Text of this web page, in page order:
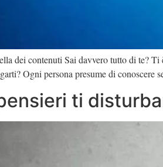
dei contenuti Sai davvero tutto di te?
Ogni persona presume di conoscere
ti